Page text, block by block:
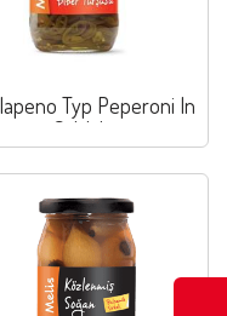
Typ Peperoni In
Salzlake